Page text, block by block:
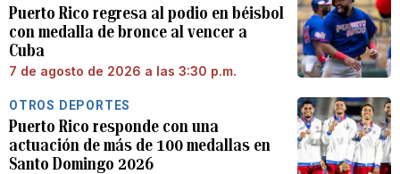
Puerto Rico regresa al podio en béisbol
con medalla de bronce al vencer a
Cuba
7 de agosto de 2026 a las 3:30 p.m.
OTROS DEPORTES
Puerto Rico responde con una
actuación de más de 100 medallas en
Santo Domingo 2026